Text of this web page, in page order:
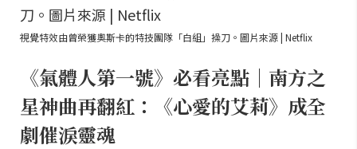
視覺特效由曾榮獲奧斯卡的特技團隊「白組」操刀。圖片來源 | Netflix
《氣體人第一號》必看亮點｜南方之
星神曲再翻紅：《心愛的艾莉》成全
劇催淚靈魂